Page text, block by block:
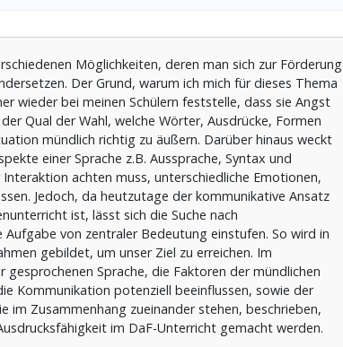
Möglichkeiten, deren man sich zur Förderung
Der Grund, warum ich mich für dieses Thema
wieder bei meinen Schülern feststelle, dass sie Angst
Qual der Wahl, welche Wörter, Ausdrücke, Formen
mündlich richtig zu äußern. Darüber hinaus weckt
einer Sprache z.B. Aussprache, Syntax und
achten muss, unterschiedliche Emotionen,
Jedoch, da heutzutage der kommunikative Ansatz
ist, lässt sich die Suche nach
von zentraler Bedeutung einstufen. So wird in
gebildet, um unser Ziel zu erreichen. Im
Sprache, die Faktoren der mündlichen
Kommunikation potenziell beeinflussen, sowie der
im Zusammenhang zueinander stehen, beschrieben,
im DaF-Unterricht gemacht werden.